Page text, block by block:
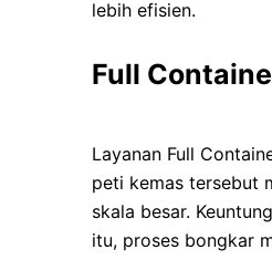
lebih efisien.
Full
Layanan Full
peti kemas tersebut
skala besar.
itu, proses bongkar